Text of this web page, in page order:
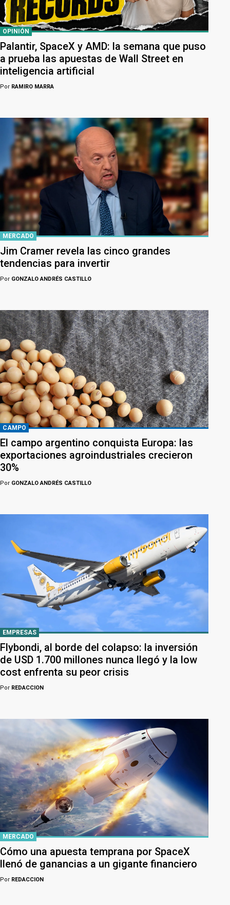
OPINIÓN
Palantir, SpaceX y AMD: la semana que puso
a prueba las apuestas de Wall Street en
inteligencia artificial
Por RAMIRO MARRA
MERCADO
Jim Cramer revela las cinco grandes
tendencias para invertir
Por GONZALO ANDRÉS CASTILLO
CAMPO
El campo argentino conquista Europa: las
exportaciones agroindustriales crecieron
30%
Por GONZALO ANDRÉS CASTILLO
EMPRESAS
Flybondi, al borde del colapso: la inversión
de USD 1.700 millones nunca llegó y la low
cost enfrenta su peor crisis
Por REDACCION
MERCADO
Cómo una apuesta temprana por SpaceX
llenó de ganancias a un gigante financiero
Por REDACCION